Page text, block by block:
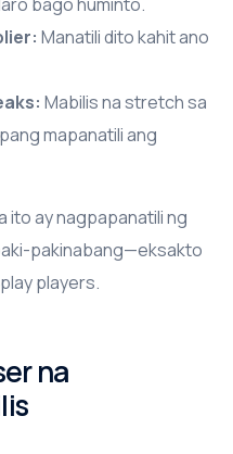
Manatili dito kahit ano
Mabilis na stretch sa
mapanatili ang
ito ay nagpapanatili ng
pakinabang—eksakto
players.
na